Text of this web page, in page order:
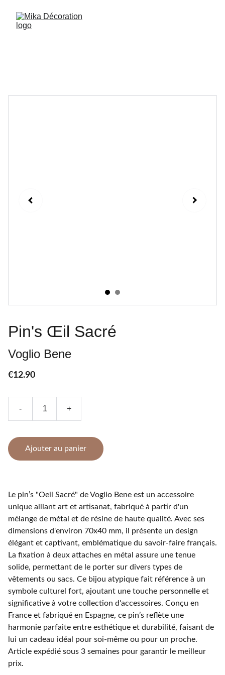
Pin's Œil Sacré
Voglio Bene
€12.90
- +
Ajouter au panier
Le pin’s "Oeil Sacré" de Voglio Bene est un accessoire
unique alliant art et artisanat, fabriqué à partir d'un
mélange de métal et de résine de haute qualité. Avec ses
dimensions d'environ 70x40 mm, il présente un design
élégant et captivant, emblématique du savoir-faire français.
La fixation à deux attaches en métal assure une tenue
solide, permettant de le porter sur divers types de
vêtements ou sacs. Ce bijou atypique fait référence à un
symbole culturel fort, ajoutant une touche personnelle et
significative à votre collection d'accessoires. Conçu en
France et fabriqué en Espagne, ce pin’s reflète une
harmonie parfaite entre esthétique et durabilité, faisant de
lui un cadeau idéal pour soi-même ou pour un proche.
Article expédié sous 3 semaines pour garantir le meilleur
prix.